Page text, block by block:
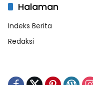
Halaman
Indeks Berita
Redaksi